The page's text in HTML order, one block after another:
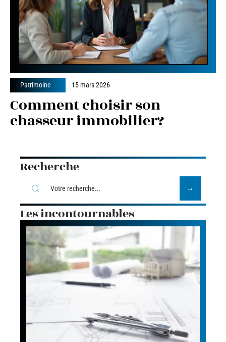
Patrimoine 15 mars 2026
Comment choisir son
chasseur immobilier?
Recherche
Les incontournables